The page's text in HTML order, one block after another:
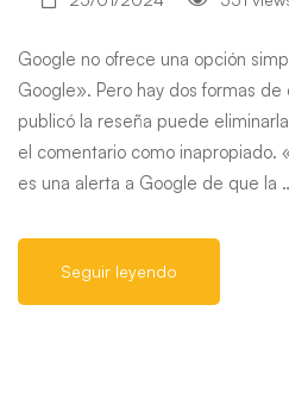
Google no ofrece una opción
Google». Pero hay dos formas
publicó la reseña puede
el comentario como inapropiado.
es una alerta a Google de que la
Seguir leyendo